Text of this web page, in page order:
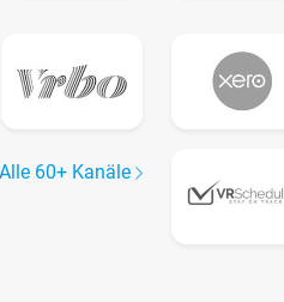
Alle 60+ Kanäle